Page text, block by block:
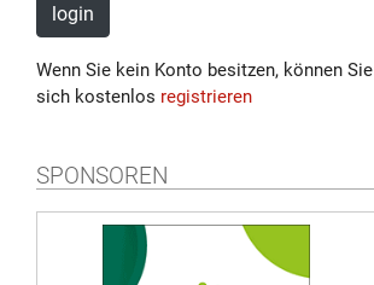
login
Wenn Sie kein Konto besitzen, können Sie
sich kostenlos registrieren
SPONSOREN